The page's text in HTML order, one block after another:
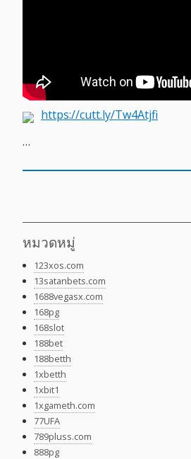
https://cutt.ly/Tw4Atjfi
…
หมวดหมู่
123xos.com
13satanbets.com
1688vegasx.com
168pg
168slot
188bet
188betth
1xbetth
1xbit1
1xgameth.com
77UFA
789pluss.com
888pg